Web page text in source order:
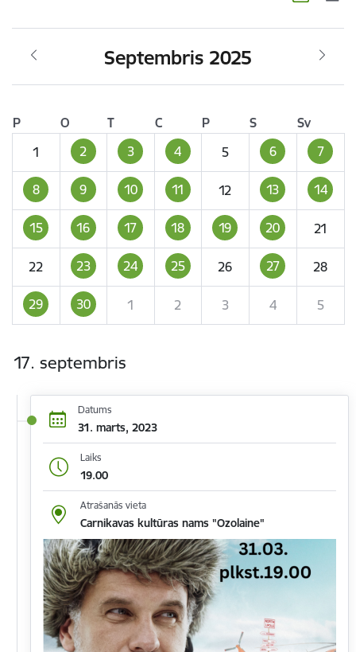
Septembris 2025
P O T C P S
Sv
1
2 3 4 5 6 7
8 9 10 11 12 13 14
15 16 17 18 19 20 21
22 23 24 25 26 27 28
29 30 1 2 3 4 5
17. septembris
Datums
31. marts, 2023
Laiks
19.00
Atrašanās vieta
Carnikavas kultūras nams "Ozolaine"